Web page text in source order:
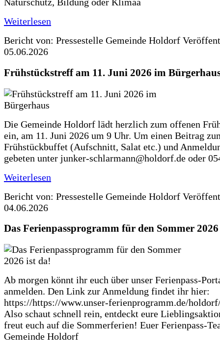
Weiterlesen
Bericht von: Pressestelle Gemeinde Holdorf
05.06.2026
Frühstückstreff am 11. Juni 2026 im
Die Gemeinde Holdorf lädt herzlich zum offenen
ein, am 11. Juni 2026 um 9 Uhr. Um einen Beitrag
Frühstückbuffet (Aufschnitt, Salat etc.) und
gebeten unter junker-schlarmann@holdorf.de oder
Weiterlesen
Bericht von: Pressestelle Gemeinde Holdorf
04.06.2026
Das Ferienpassprogramm für den Sommer
Ab morgen könnt ihr euch über unser Ferienpass-
anmelden. Den Link zur Anmeldung findet ihr hier:
https://https://www.unser-ferienprogramm.de/
Also schaut schnell rein, entdeckt eure
freut euch auf die Sommerferien! Euer Ferienpass-
Gemeinde Holdorf